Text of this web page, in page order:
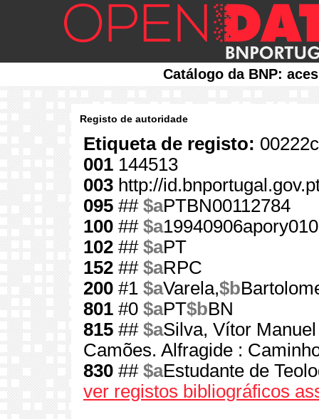
Catálogo da BNP:
Registo de autoridade
Etiqueta de registo:
001 144513
003 http://
095 ## $aPTBN00112784
100 ## $a
102 ## $aPT
152 ## $aRPC
200 #1 $aVarela,$b
801 #0 $aPT$bBN
815 ## $aSilva, Vítor
Camões. Alfragide :
830 ## $aEstudante de
ver registos bibliográficos